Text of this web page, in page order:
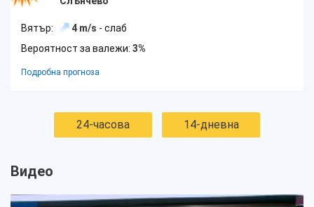
Вятър: 4 m/s - слаб
Вероятност за валежи: 3%
Подробна прогноза
24-часова 14-дневна
Видео